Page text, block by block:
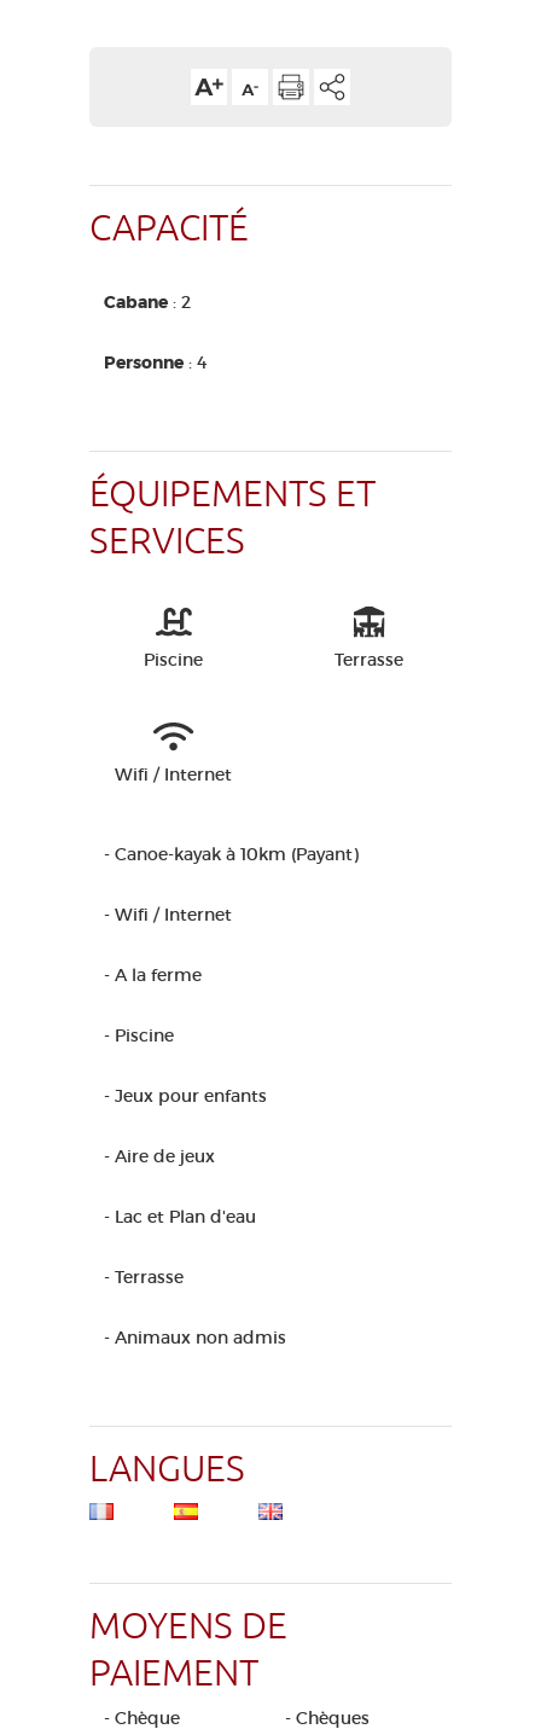
CAPACITÉ
Cabane : 2
Personne : 4
ÉQUIPEMENTS ET
SERVICES
Piscine Terrasse
Wifi / Internet
- Canoe-kayak à 10km (Payant)
- Wifi / Internet
- A la ferme
- Piscine
- Jeux pour enfants
- Aire de jeux
- Lac et Plan d'eau
- Terrasse
- Animaux non admis
LANGUES
MOYENS DE
PAIEMENT
- Chèque - Chèques